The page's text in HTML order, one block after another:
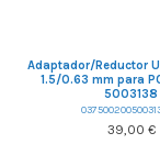
Adaptador/Reductor
1.5/0.63 mm para
5003138
39,00 €